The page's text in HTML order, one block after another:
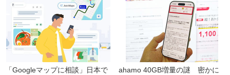
「Googleマップに相談」日本で
ahamo 40GB増量の謎　密かに